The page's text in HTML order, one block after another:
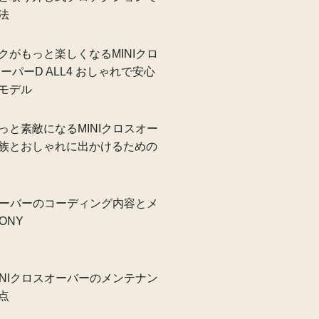
がもっと楽しくなるMINIクロ
パーD ALL4 おしゃれで安心
デル
と素敵になるMINIクロスオー
とおしゃれに出かけるための
バーのコーディング内容とメ
クロスオーバーのメンテナン